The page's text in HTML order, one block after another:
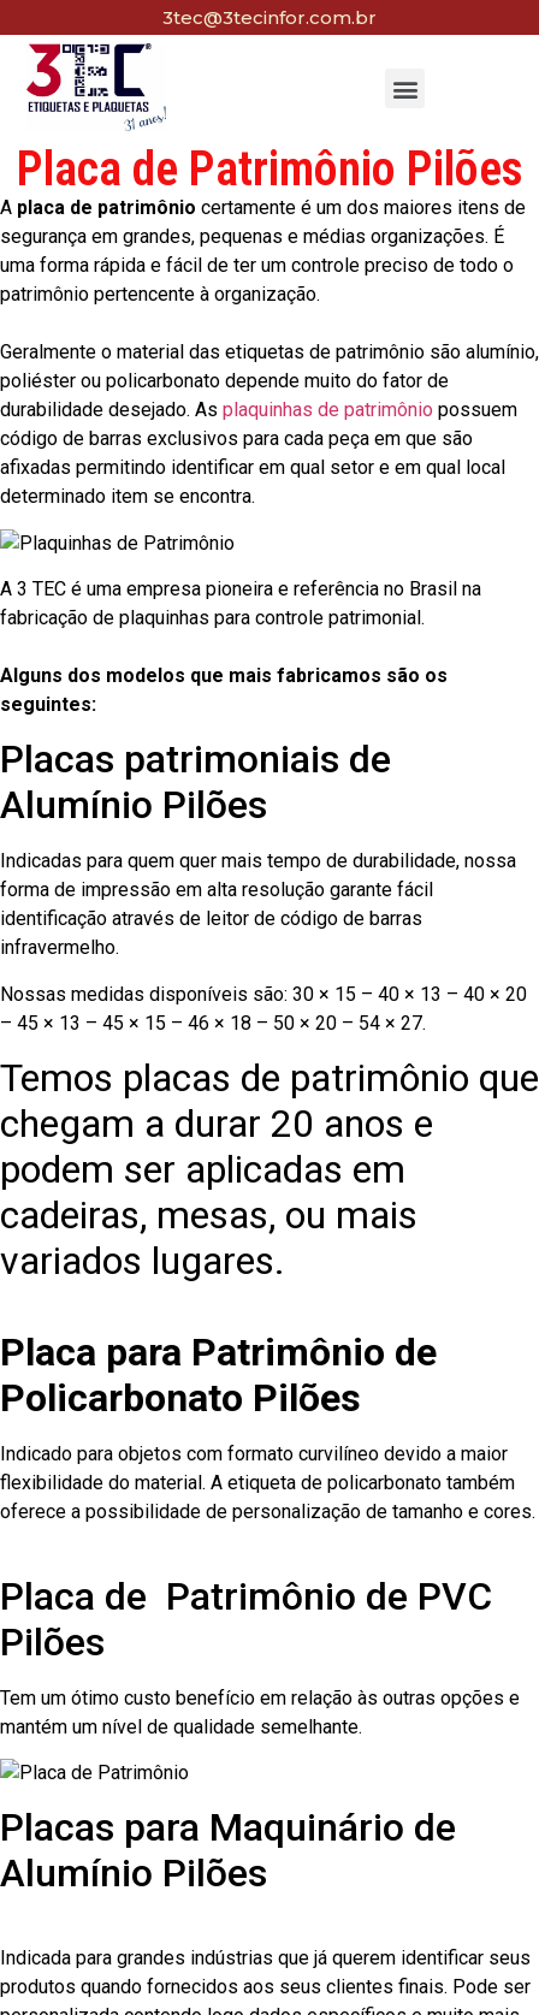
3tec@3tecinfor.com.br
Placa de Patrimônio Pilões
A placa de patrimônio certamente é um dos maiores itens de
segurança em grandes, pequenas e médias organizações. É
uma forma rápida e fácil de ter um controle preciso de todo o
patrimônio pertencente à organização.
Geralmente o material das etiquetas de patrimônio são alumínio,
poliéster ou policarbonato depende muito do fator de
durabilidade desejado. As plaquinhas de patrimônio possuem
código de barras exclusivos para cada peça em que são
afixadas permitindo identificar em qual setor e em qual local
determinado item se encontra.
A 3 TEC é uma empresa pioneira e referência no Brasil na
fabricação de plaquinhas para controle patrimonial.
Alguns dos modelos que mais fabricamos são os
seguintes:
Placas patrimoniais de
Alumínio Pilões
Indicadas para quem quer mais tempo de durabilidade, nossa
forma de impressão em alta resolução garante fácil
identificação através de leitor de código de barras
infravermelho.
Nossas medidas disponíveis são: 30 × 15 – 40 × 13 – 40 × 20
– 45 × 13 – 45 × 15 – 46 × 18 – 50 × 20 – 54 × 27.
Temos placas de patrimônio que
chegam a durar 20 anos e
podem ser aplicadas em
cadeiras, mesas, ou mais
variados lugares.
Placa para Patrimônio de
Policarbonato Pilões
Indicado para objetos com formato curvilíneo devido a maior
flexibilidade do material. A etiqueta de policarbonato também
oferece a possibilidade de personalização de tamanho e cores.
Placa de Patrimônio de PVC
Pilões
Tem um ótimo custo benefício em relação às outras opções e
mantém um nível de qualidade semelhante.
Placas para Maquinário de
Alumínio Pilões
Indicada para grandes indústrias que já querem identificar seus
produtos quando fornecidos aos seus clientes finais. Pode ser